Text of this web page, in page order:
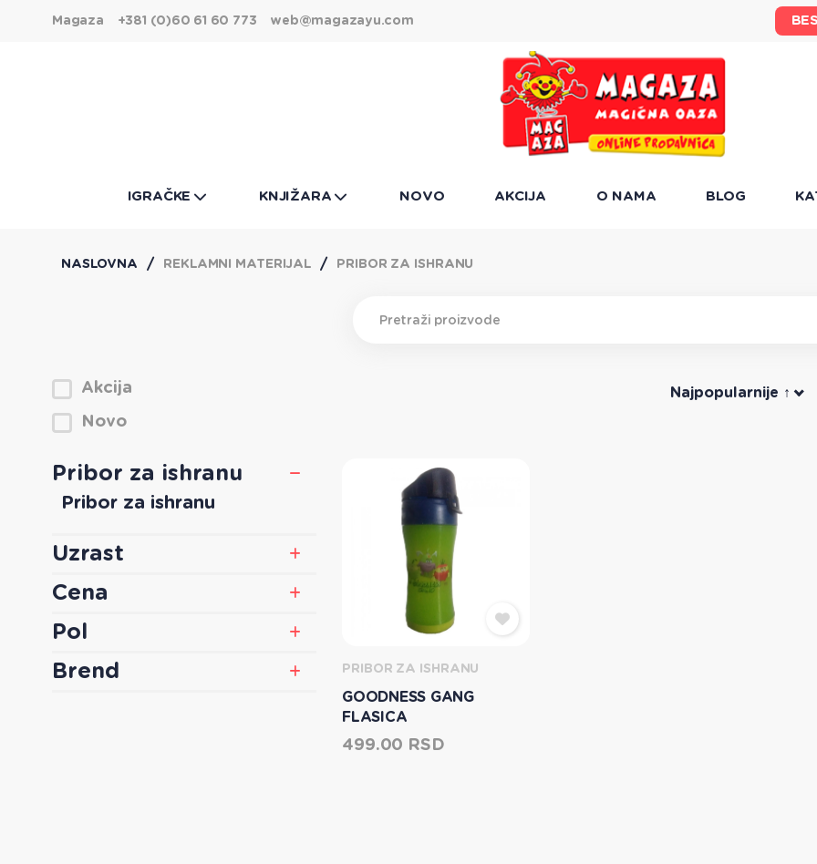
Magaza +381 (0)60 61 60 773 web@magazayu.com
IGRAČKE KNJIŽARA NOVO AKCIJA O NAMA BLOG
NASLOVNA REKLAMNI MATERIJAL PRIBOR ZA ISHRANU
Akcija
Novo
Pribor za ishranu
Pribor za ishranu
Uzrast
Cena
Pol
Brend
Najpopularnije ↑
PRIBOR ZA ISHRANU
GOODNESS GANG
FLASICA
499.00 RSD